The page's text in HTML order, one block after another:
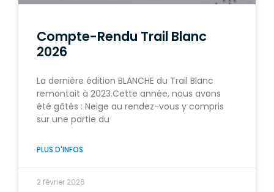
Compte-Rendu Trail Blanc
2026
La dernière édition BLANCHE du Trail Blanc
remontait à 2023.Cette année, nous avons
été gâtés : Neige au rendez-vous y compris
sur une partie du
PLUS D'INFOS
2 février 2026